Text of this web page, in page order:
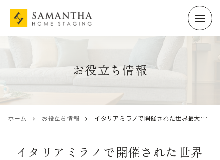
お役立ち情報
ホーム お役立ち情報 イタリアミラノで開催された世界最大規模の家具見本市「ミラノサローネ」の視察レポートを少しだけお見せしちゃいます！
イタリアミラノで開催された世界